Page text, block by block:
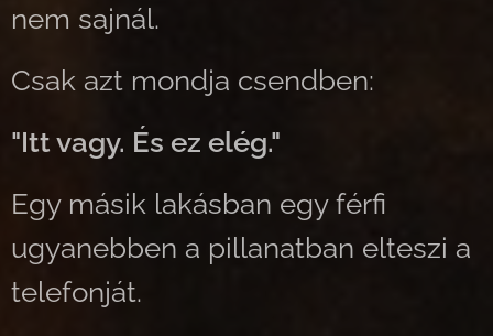
nem sajnál.
Csak azt mondja csendben:
"Itt vagy. És ez elég."
Egy másik lakásban egy férfi
ugyanebben a pillanatban elteszi a
telefonját.